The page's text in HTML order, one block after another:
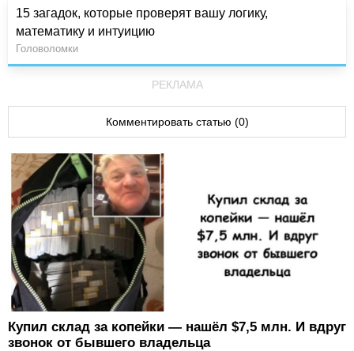
15 загадок, которые проверят вашу логику,
математику и интуицию
Головоломки
РЕКЛАМА
Комментировать статью (0)
Купил склад за копейки — нашёл $7,5 млн. И вдруг
звонок от бывшего владельца